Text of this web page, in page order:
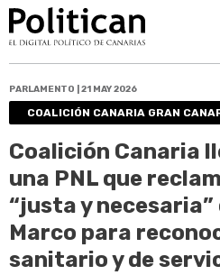
PARLAMENTO | 21 MAY 2026
COALICIÓN CANARIA GRAN
Coalición Canaria
una PNL que
“justa y
Marco para
sanitario y de